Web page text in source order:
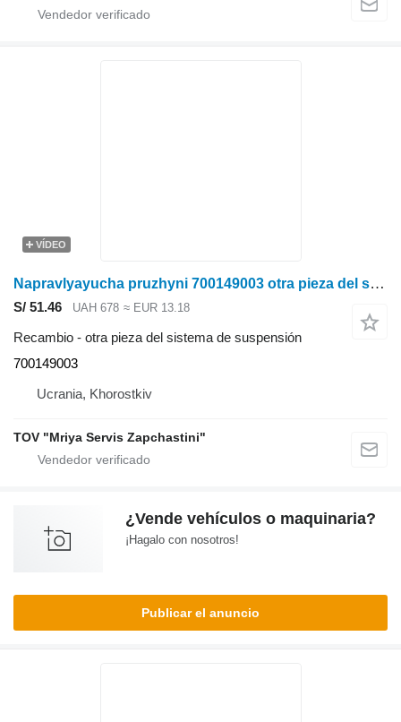
VÍDEO
Napravlyayucha pruzhyni 700149003 otra pieza del sistema de suspensión para Massey Ferguson sembradora
S/ 51.46 UAH 678 ≈ EUR 13.18
Recambio - otra pieza del sistema de suspensión
700149003
Ucrania, Khorostkiv
TOV "Mriya Servis Zapchastini"
¿Vende vehículos o maquinaria?
¡Hagalo con nosotros!
Publicar el anuncio